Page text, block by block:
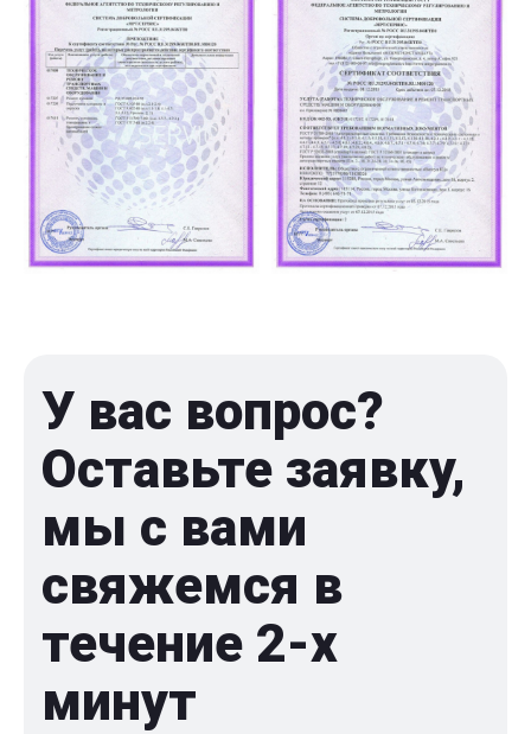
У вас вопрос?
Оставьте заявку,
мы с вами
свяжемся в
течение 2-x
минут